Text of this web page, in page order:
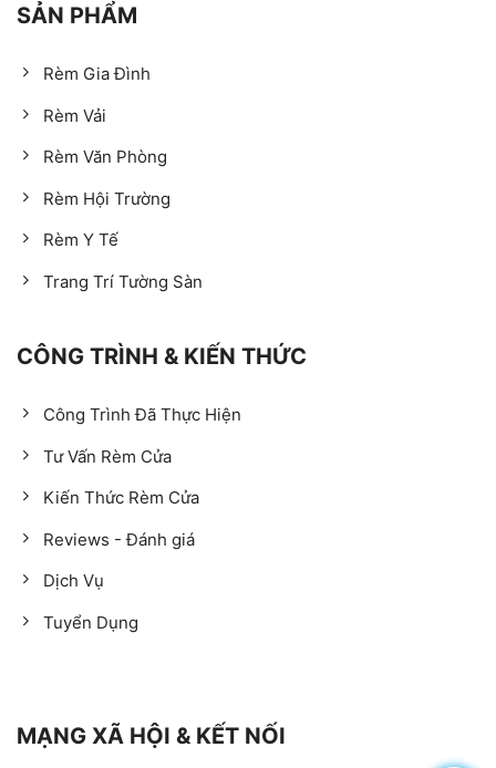
SẢN PHẨM
Rèm Gia Đình
Rèm Vải
Rèm Văn Phòng
Rèm Hội Trường
Rèm Y Tế
Trang Trí Tường Sàn
CÔNG TRÌNH & KIẾN THỨC
Công Trình Đã Thực Hiện
Tư Vấn Rèm Cửa
Kiến Thức Rèm Cửa
Reviews - Đánh giá
Dịch Vụ
Tuyển Dụng
MẠNG XÃ HỘI & KẾT NỐI